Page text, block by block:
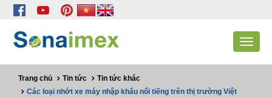
Toggle
Trang chủ Tin tức
Tin tức khác
Các loại nhớt xe máy nhập khẩu nổi tiếng trên thị trường Việt